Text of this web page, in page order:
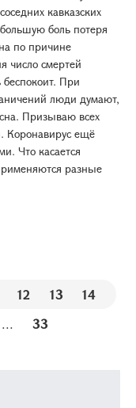
кавказских
боль потеря
по причине
число смертей
беспокоит. При
люди думают,
Призываю всех
Коронавирус ещё
Что касается
разные
12 13
14
... 33